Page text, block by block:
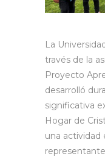
La
través de la
Proyecto
desarrolló
significativa
Hogar de
una actividad